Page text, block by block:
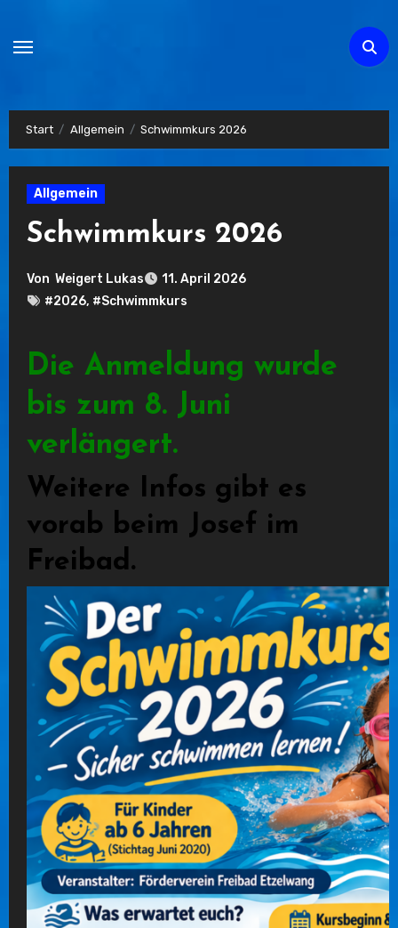
Start Allgemein Schwimmkurs 2026
Allgemein
Schwimmkurs 2026
Von Weigert Lukas
11. April 2026
#2026, #Schwimmkurs
Die Anmeldung wurde
bis zum 8. Juni
verlängert.
Weitere Infos gibt es
vorab beim Josef im
Freibad.